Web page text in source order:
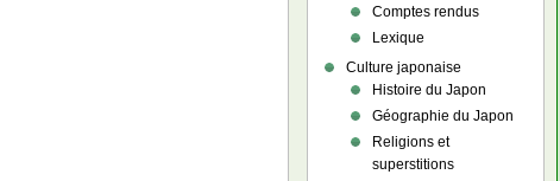
Comptes rendus
Lexique
Culture japonaise
Histoire du Japon
Géographie du Japon
Religions et
superstitions